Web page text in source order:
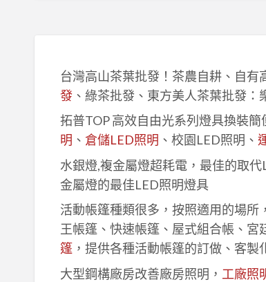
台灣高山茶葉批發！茶農自耕、自有
發、綠茶批發、東方美人茶葉批發：
拓普TOP 高效自由光系列燈具換裝
明 、 倉儲LED照明 、校園LED照明、
水銀燈,複金屬燈超耗電，最佳的取
金屬燈的最佳LED照明燈具
活動帳篷種類很多，按照適用的場
王帳篷、快速帳篷、屋式組合帳、宮
篷，提供各種活動帳篷的訂做、客製
大型鋼構廠房改善廠房照明， 工廠照